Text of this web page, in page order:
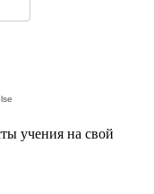
учения на свой